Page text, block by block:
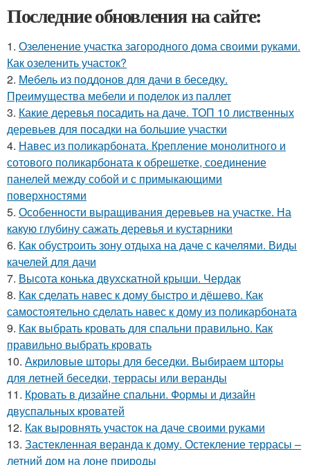
Последние обновления на сайте:
1. Озеленение участка загородного дома своими руками.
Как озеленить участок?
2. Мебель из поддонов для дачи в беседку.
Преимущества мебели и поделок из паллет
3. Какие деревья посадить на даче. ТОП 10 лиственных
деревьев для посадки на большие участки
4. Навес из поликарбоната. Крепление монолитного и
сотового поликарбоната к обрешетке, соединение
панелей между собой и с примыкающими
поверхностями
5. Особенности выращивания деревьев на участке. На
какую глубину сажать деревья и кустарники
6. Как обустроить зону отдыха на даче с качелями. Виды
качелей для дачи
7. Высота конька двухскатной крыши. Чердак
8. Как сделать навес к дому быстро и дёшево. Как
самостоятельно сделать навес к дому из поликарбоната
9. Как выбрать кровать для спальни правильно. Как
правильно выбрать кровать
10. Акриловые шторы для беседки. Выбираем шторы
для летней беседки, террасы или веранды
11. Кровать в дизайне спальни. Формы и дизайн
двуспальных кроватей
12. Как выровнять участок на даче своими руками
13. Застекленная веранда к дому. Остекление террасы –
летний дом на лоне природы